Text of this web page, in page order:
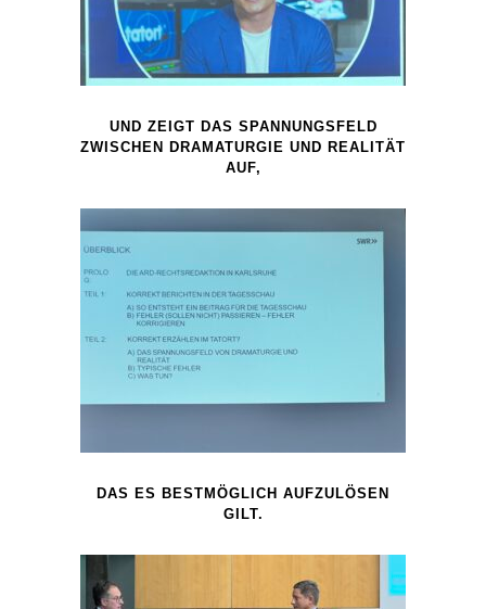
UND ZEIGT DAS SPANNUNGSFELD
ZWISCHEN DRAMATURGIE UND REALITÄT
AUF,
DAS ES BESTMÖGLICH AUFZULÖSEN
GILT.